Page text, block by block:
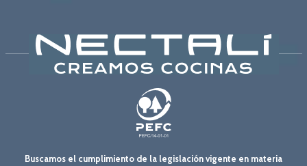
Buscamos el cumplimiento de la legislación vigente en materia